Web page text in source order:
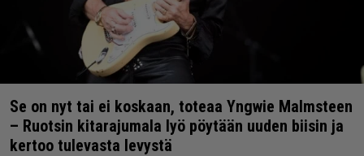
Se on nyt tai ei koskaan, toteaa Yngwie Malmsteen
– Ruotsin kitarajumala lyö pöytään uuden biisin ja
kertoo tulevasta levystä